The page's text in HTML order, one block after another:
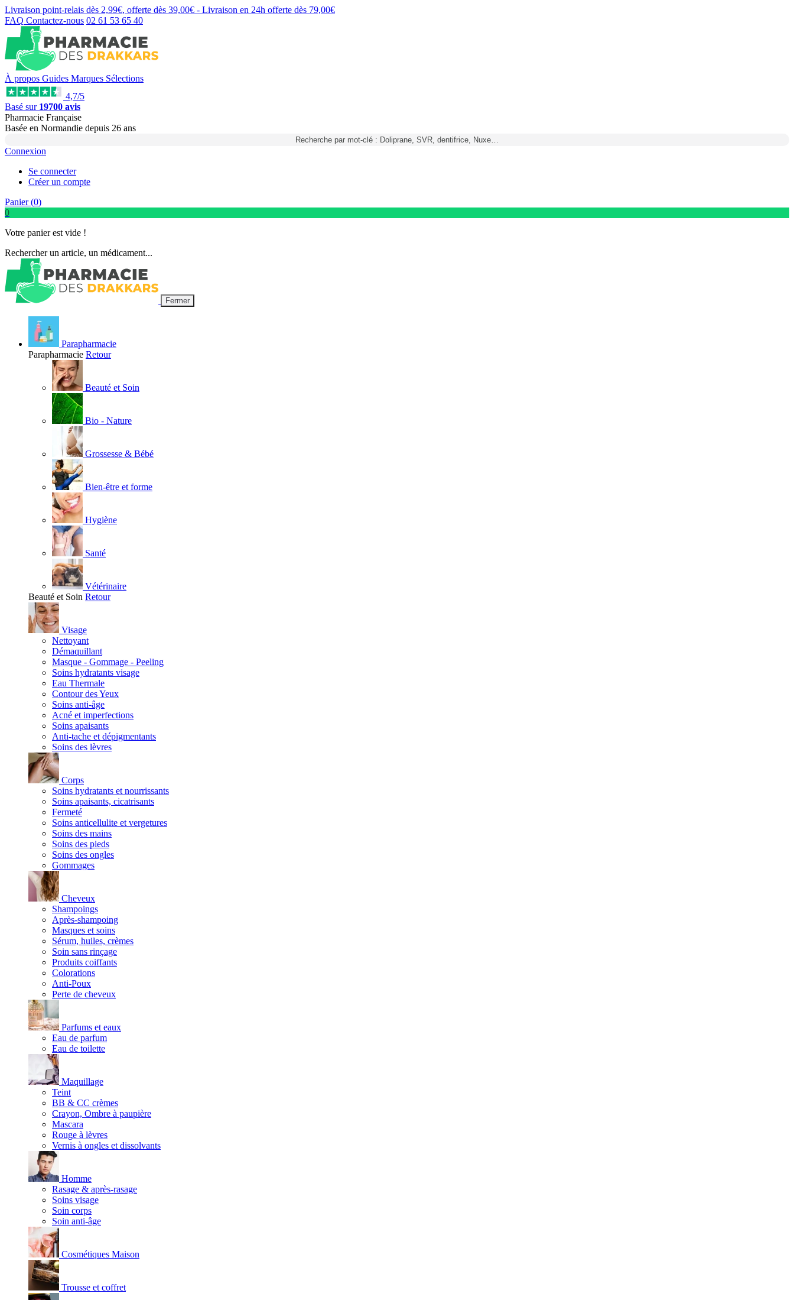
Livraison point-relais dès 2,99€, offerte dès 39,00€ - Livraison en 24h offerte dès 79,00€
FAQ Contactez-nous 02 61 53 65 40
À propos Guides Marques Sélections
4,7/5
Basé sur 19700 avis
Pharmacie Française
Basée en Normandie depuis 26 ans
Recherche par mot-clé : Doliprane, SVR, dentifrice, Nuxe…
Connexion
Se connecter
Créer un compte
Panier (0)
0
Votre panier est vide !
Rechercher un article, un médicament...
Fermer
Parapharmacie
Parapharmacie Retour
Beauté et Soin
Bio - Nature
Grossesse & Bébé
Bien-être et forme
Hygiène
Santé
Vétérinaire
Beauté et Soin Retour
Visage
Nettoyant
Démaquillant
Masque - Gommage - Peeling
Soins hydratants visage
Eau Thermale
Contour des Yeux
Soins anti-âge
Acné et imperfections
Soins apaisants
Anti-tache et dépigmentants
Soins des lèvres
Corps
Soins hydratants et nourrissants
Soins apaisants, cicatrisants
Fermeté
Soins anticellulite et vergetures
Soins des mains
Soins des pieds
Soins des ongles
Gommages
Cheveux
Shampoings
Après-shampoing
Masques et soins
Sérum, huiles, crèmes
Soin sans rinçage
Produits coiffants
Colorations
Anti-Poux
Perte de cheveux
Parfums et eaux
Eau de parfum
Eau de toilette
Maquillage
Teint
BB & CC crèmes
Crayon, Ombre à paupière
Mascara
Rouge à lèvres
Vernis à ongles et dissolvants
Homme
Rasage & après-rasage
Soins visage
Soin corps
Soin anti-âge
Cosmétiques Maison
Trousse et coffret